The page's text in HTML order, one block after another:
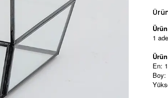
1
En:
Boy: